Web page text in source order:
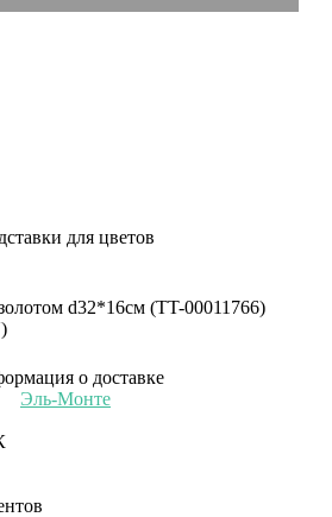
для цветов
d32*16см (TT-00011766)
о доставке
Эль-Монте